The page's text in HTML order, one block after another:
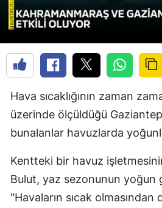
Hava sıcaklığının zaman
üzerinde ölçüldüğü
bunalanlar havuzlarda
Kentteki bir havuz
Bulut, yaz sezonunun yoğun
"Havaların sıcak olmasından